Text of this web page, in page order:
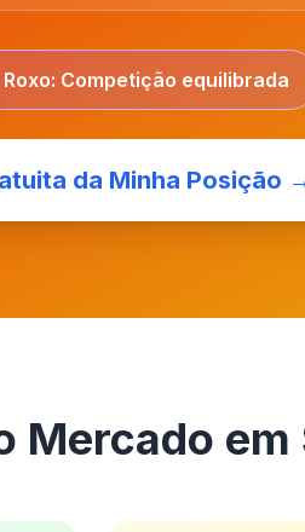
Roxo: Competição equilibrada
da Minha Posição
Mercado